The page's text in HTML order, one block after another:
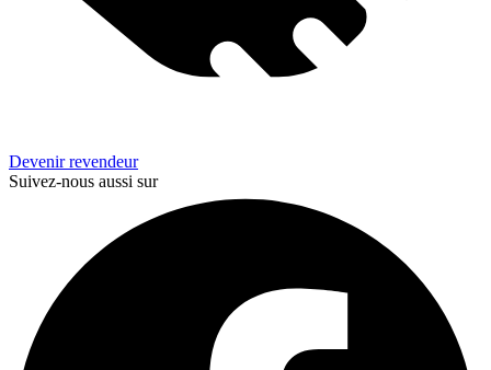
Devenir revendeur
Suivez-nous aussi sur